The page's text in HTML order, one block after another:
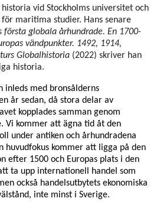
vid Stockholms universitet och
maritima studier. Hans senare
första globala århundrade. En 1700-
vändpunkter. 1492, 1914,
Globalhistoria (2022) skriver han
historia.
inleds med bronsålderns
år sedan, då stora delar av
kopplades samman genom
Vi kommer att ägna tid åt den
under antiken och århundradena
kommer att ligga på den
efter 1500 och Europas plats i den
ta upp internationell handel som
också handelsutbytets ekonomiska
inte minst i Sverige.